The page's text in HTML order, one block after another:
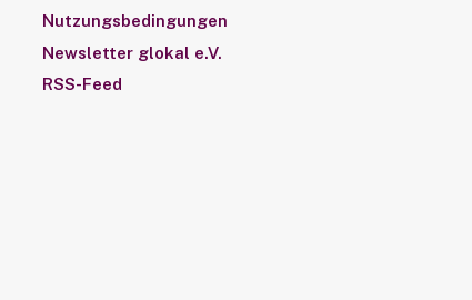
Nutzungsbedingungen
Newsletter glokal e.V.
RSS-Feed